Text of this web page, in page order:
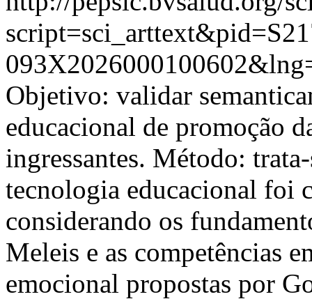
Objetivo: validar
educacional de promoção
ingressantes. Método:
tecnologia educacional foi
considerando os
Meleis e as competências
emocional propostas por